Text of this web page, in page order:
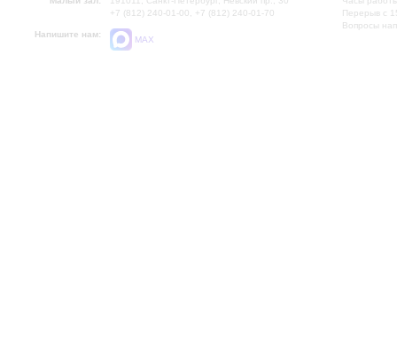
+7 (812) 240-01-00, +7 (812) 240-01-70
Напишите нам:
MAX
Перерыв с
Вопросы